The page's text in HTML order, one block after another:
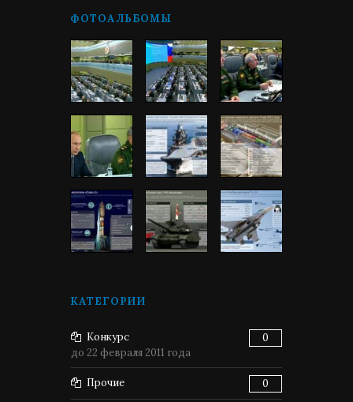
ФОТОАЛЬБОМЫ
КАТЕГОРИИ
Конкурс
0
до 22 февраля 2011 года
Прочие 0